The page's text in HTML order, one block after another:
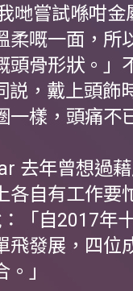
哋嘗試喺咁金
柔嘅一面，所
頭骨形狀。」
説，戴上頭飾
一樣，頭痛不
去年曾想過
各自有工作要
「自2017年
飛發展，四位
」